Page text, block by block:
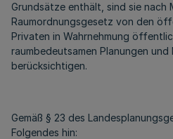
Grundsätze enthält, sind sie nach
Raumordnungsgesetz von den
Privaten in Wahrnehmung
raumbedeutsamen Planungen und
berücksichtigen.
Gemäß § 23 des
Folgendes hin: